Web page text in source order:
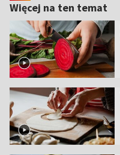
Więcej na ten temat